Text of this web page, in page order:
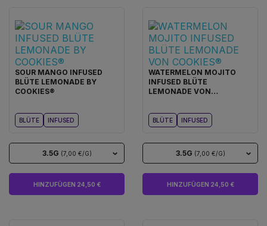
SOUR MANGO INFUSED
BLÜTE LEMONADE BY
COOKIES®
BLÜTE INFUSED
3.5G (7,00 €/G)
HINZUFÜGEN 24,50 €
WATERMELON MOJITO
INFUSED BLÜTE
LEMONADE VON
BLÜTE INFUSED
3.5G (7,00 €/G)
HINZUFÜGEN 24,50 €